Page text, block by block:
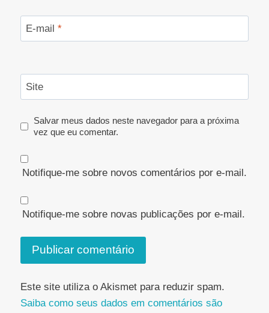
E-mail *
Site
Salvar meus dados neste navegador para a próxima
vez que eu comentar.
Notifique-me sobre novos comentários por e-mail.
Notifique-me sobre novas publicações por e-mail.
Este site utiliza o Akismet para reduzir spam.
Saiba como seus dados em comentários são